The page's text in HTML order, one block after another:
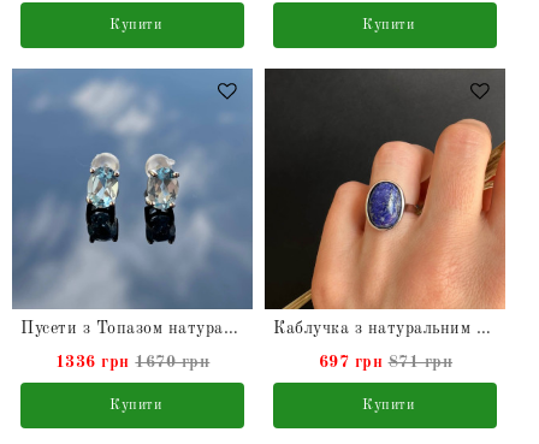
Купити Купити
Пусети з Топазом натуральним у сріблі
1336 грн 1670 грн
Купити
Каблучка з натуральним Лазуритом
697 грн 871 грн
Купити